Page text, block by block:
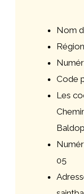
Nom
Code
Les
05